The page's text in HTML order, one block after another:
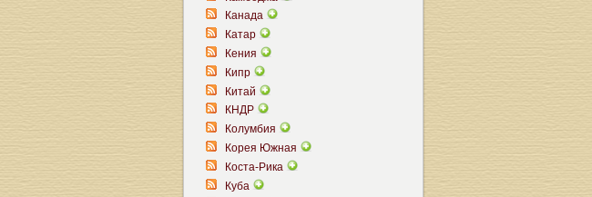
Канада
Катар
Кения
Кипр
Китай
КНДР
Колумбия
Корея Южная
Коста-Рика
Куба